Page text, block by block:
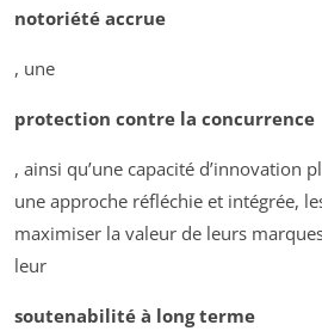
notoriété accrue
, une
protection contre la concurrence
, ainsi qu’une capacité d’innovation
une approche réfléchie et intégrée,
maximiser la valeur de leurs
leur
soutenabilité à long terme